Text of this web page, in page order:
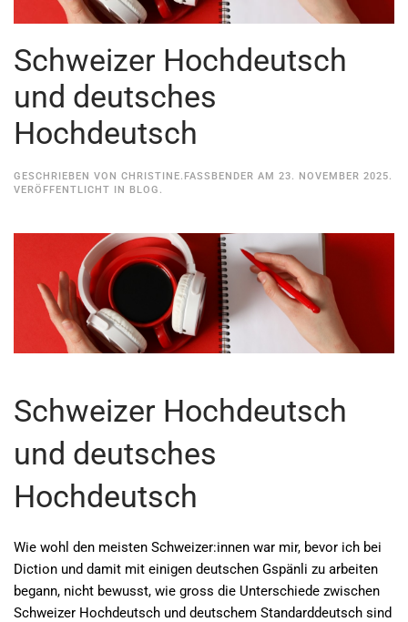
Schweizer Hochdeutsch
und deutsches
Hochdeutsch
GESCHRIEBEN VON CHRISTINE.FASSBENDER AM 23. NOVEMBER 2025.
VERÖFFENTLICHT IN BLOG .
Schweizer Hochdeutsch
und deutsches
Hochdeutsch
Wie wohl den meisten Schweizer:innen war mir, bevor ich bei
Diction und damit mit einigen deutschen Gspänli zu arbeiten
begann, nicht bewusst, wie gross die Unterschiede zwischen
Schweizer Hochdeutsch und deutschem Standarddeutsch sind